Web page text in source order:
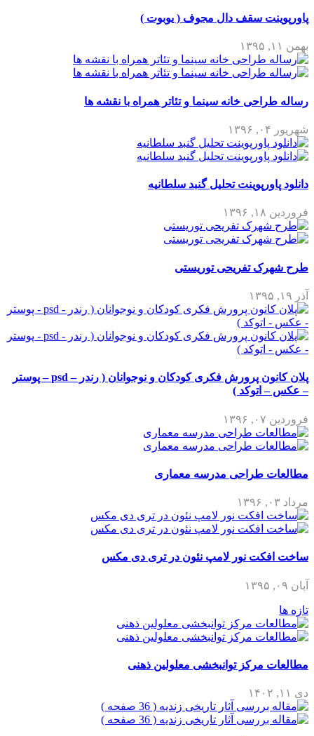
پاورپوینت سقف دال مجوف ( یوبوت )
بهمن ۱۱, ۱۳۹۵
رساله طراحی خانه سینما و تئاتر همراه با نقشه ها
شهریور ۰۴, ۱۳۹۶
دانلود پاورپوینت تحلیل گنبد سلطانیه
فروردین ۱۸, ۱۳۹۶
طرح شهرک تفریحی توریستی
آذر ۱۹, ۱۳۹۵
پلان کانون پرورش فکری کودکان و نوجوانان ( رندر – psd – پوستر
– عکس – اتوکد )
فروردین ۰۷, ۱۳۹۶
مطالعات طراحی مدرسه معماری
مرداد ۰۳, ۱۳۹۶
ساخت افکت نور لامپ نئون در تری دی مکس
آبان ۰۹, ۱۳۹۵
تازه ها
مطالعات مرکز توانبخشی معلولین ذهنی
دی ۱۱, ۱۴۰۲